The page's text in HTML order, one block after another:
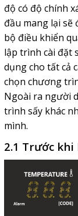
độ có độ chính
đầu mang lại sẽ
bộ điều khiển
lập trình cài đặt
dụng cho tất cả
chọn chương
Ngoài ra người
trình sấy khác
mình.
2.1 Trước khi